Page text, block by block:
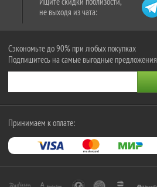
не выходя из чата:
Сэкономьте до 90% при любых покупках
Подпишитесь на самые выгодные предложения
Принимаем к оплате: